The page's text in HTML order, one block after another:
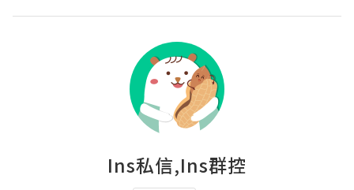
Ins私信,Ins群控